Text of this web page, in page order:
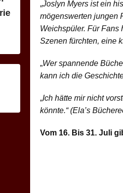
„Joslyn Myers ist ein
mögenswerten jungen
Weichspüler. Für Fans
Szenen fürchten, eine
„Wer spannende
kann ich die
„Ich hätte mir nicht
könnte.“ (Ela’s
Vom 16. Bis 31. Juli